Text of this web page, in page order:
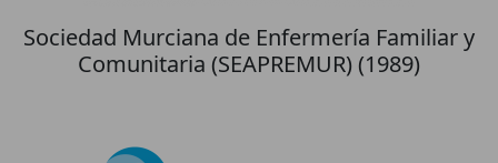
Sociedad Murciana de Enfermería Familiar y
Comunitaria (SEAPREMUR) (1989)